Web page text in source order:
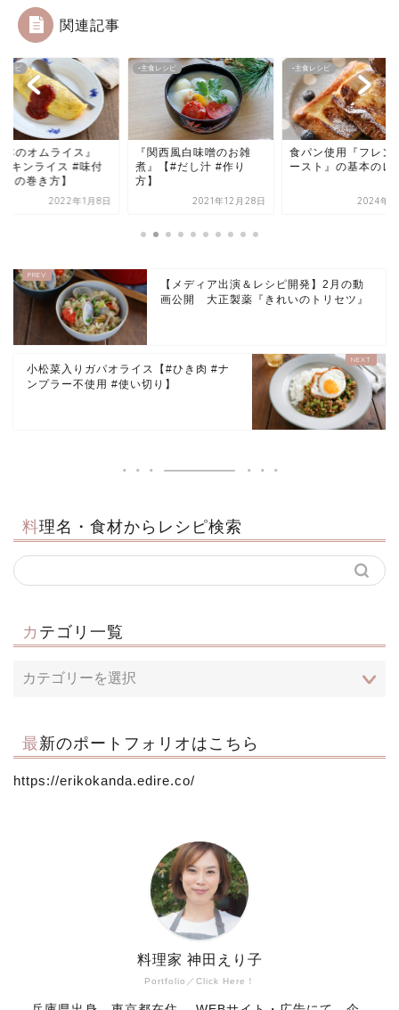
関連記事
シピ
本のオムライス』
キンライス #味付
の巻き方】
2022年1月8日
▪主食レシピ
『関西風白味噌のお雑
煮』【#だし汁 #作り
方】
2021年12月28日
▪主食レシピ
食パン使用『フレン
ースト』の基本のレ
2024年7
【メディア出演＆レシピ開発】2月の動
画公開 大正製薬『きれいのトリセツ』
小松菜入りガパオライス【#ひき肉 #ナ
ンプラー不使用 #使い切り】
料理名・食材からレシピ検索
カテゴリ一覧
最新のポートフォリオはこちら
https://erikokanda.edire.co/
Portfolio／Click Here！
料理家 神田えり子